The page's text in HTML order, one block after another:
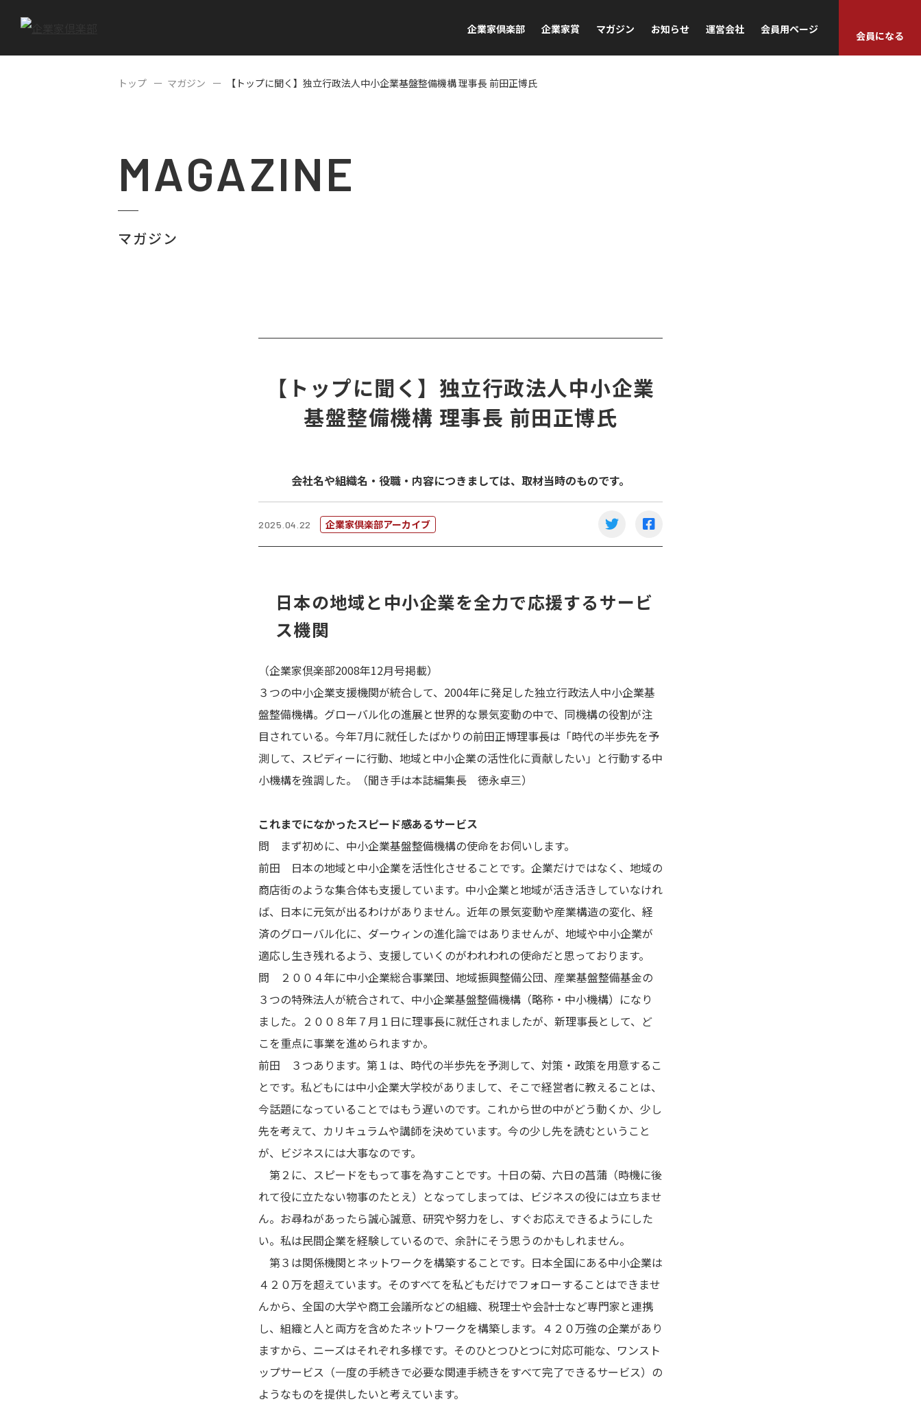
企業家倶楽部 企業家賞 マガジン お知らせ 運営会社 会員用ページ
会員になる
トップ マガジン 【トップに聞く】独立行政法人中小企業基盤整備機構 理事長 前田正博氏
MAGAZINE
マガジン
【トップに聞く】独立行政法人中小企業
基盤整備機構 理事長 前田正博氏
会社名や組織名・役職・内容につきましては、取材当時のものです。
2025.04.22 企業家倶楽部アーカイブ
日本の地域と中小企業を全力で応援するサービ
ス機関
（企業家倶楽部2008年12月号掲載）
３つの中小企業支援機関が統合して、2004年に発足した独立行政法人中小企業基
盤整備機構。グローバル化の進展と世界的な景気変動の中で、同機構の役割が注
目されている。今年7月に就任したばかりの前田正博理事長は「時代の半歩先を予
測して、スピディーに行動、地域と中小企業の活性化に貢献したい」と行動する中
小機構を強調した。
（聞き手は本誌編集長 徳永卓三）
これまでになかったスピード感あるサービス
問 まず初めに、中小企業基盤整備機構の使命をお伺いします。
前田 日本の地域と中小企業を活性化させることです。企業だけではなく、地域の
商店街のような集合体も支援しています。中小企業と地域が活き活きしていなけれ
ば、日本に元気が出るわけがありません。近年の景気変動や産業構造の変化、経
済のグローバル化に、ダーウィンの進化論ではありませんが、地域や中小企業が
適応し生き残れるよう、支援していくのがわれわれの使命だと思っております。
問 ２００４年に中小企業総合事業団、地域振興整備公団、産業基盤整備基金の
３つの特殊法人が統合されて、中小企業基盤整備機構（略称・中小機構）になり
ました。２００８年７月１日に理事長に就任されましたが、新理事長として、ど
こを重点に事業を進められますか。
前田 ３つあります。第１は、時代の半歩先を予測して、対策・政策を用意するこ
とです。私どもには中小企業大学校がありまして、そこで経営者に教えることは、
今話題になっていることではもう遅いのです。これから世の中がどう動くか、少し
先を考えて、カリキュラムや講師を決めています。今の少し先を読むということ
が、ビジネスには大事なのです。
第２に、スピードをもって事を為すことです。十日の菊、六日の菖蒲（時機に後
れて役に立たない物事のたとえ）となってしまっては、ビジネスの役には立ちませ
ん。お尋ねがあったら誠心誠意、研究や努力をし、すぐお応えできるようにした
い。私は民間企業を経験しているので、余計にそう思うのかもしれません。
第３は関係機関とネットワークを構築することです。日本全国にある中小企業は
４２０万を超えています。そのすべてを私どもだけでフォローすることはできませ
んから、全国の大学や商工会議所などの組織、税理士や会計士など専門家と連携
し、組織と人と両方を含めたネットワークを構築します。４２０万強の企業があり
ますから、ニーズはそれぞれ多様です。そのひとつひとつに対応可能な、ワンスト
ップサービス（一度の手続きで必要な関連手続きをすべて完了できるサービス）の
ようなものを提供したいと考えています。